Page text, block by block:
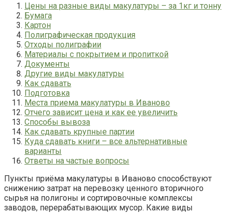
Цены на разные виды макулатуры – за 1кг и тонну
Бумага
Картон
Полиграфическая продукция
Отходы полиграфии
Материалы с покрытием и пропиткой
Документы
Другие виды макулатуры
Как сдавать
Подготовка
Места приема макулатуры в Иваново
Отчего зависит цена и как ее увеличить
Способы вывоза
Как сдавать крупные партии
Куда сдавать книги – все альтернативные
варианты
Ответы на частые вопросы
Пункты приёма макулатуры в Иваново способствуют
снижению затрат на перевозку ценного вторичного
сырья на полигоны и сортировочные комплексы
заводов, перерабатывающих мусор. Какие виды